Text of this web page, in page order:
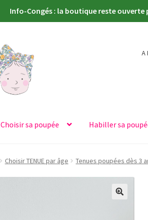
Info-Congés : la boutique reste ouverte
A
Choisir sa poupée Habiller sa
Choisir TENUE par âge Tenues poupées dès 3